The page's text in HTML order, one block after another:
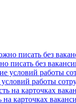
писать без
работы
карточках